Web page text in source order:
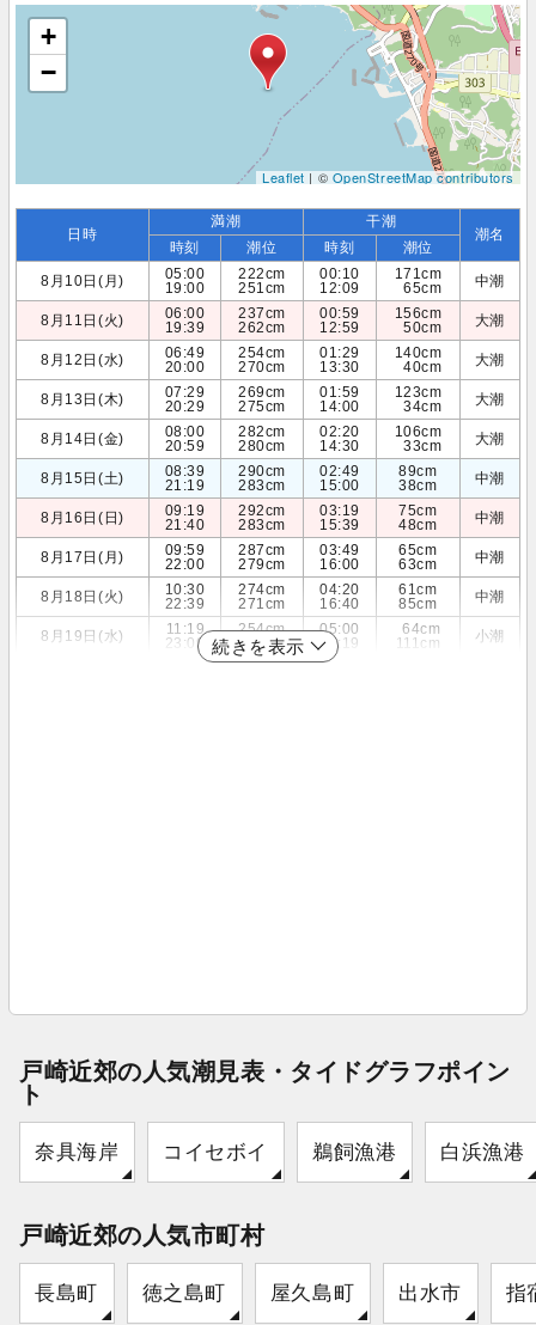
+
−
Leaflet| ©OpenStreetMap contributors
日時
満潮 干潮
潮名
時刻 潮位 時刻
潮位
8月10日(月)
05:00
19:00
222cm
251cm
00:10
12:09
171cm
65cm
中潮
8月11日(火)
06:00
19:39
237cm
262cm
00:59
12:59
156cm
50cm
大潮
8月12日(水)
06:49
20:00
254cm
270cm
01:29
13:30
140cm
40cm
大潮
8月13日(木)
07:29
20:29
269cm
275cm
01:59
14:00
123cm
34cm
大潮
8月14日(金)
08:00
20:59
282cm
280cm
02:20
14:30
106cm
33cm
大潮
8月15日(土)
08:39
21:19
290cm
283cm
02:49
15:00
89cm
38cm
中潮
8月16日(日)
09:19
21:40
292cm
283cm
03:19
15:39
75cm
48cm
中潮
8月17日(月)
09:59
22:00
287cm
279cm
03:49
16:00
65cm
63cm
中潮
8月18日(火)
10:30
22:39
274cm
271cm
04:20
16:40
61cm
85cm
中潮
8月19日(水)
11:19
23:09
254cm
259cm
05:00
17:19
64cm
111cm
小潮
続きを表示
戸崎近郊の人気潮見表・タイドグラフポイン
ト
奈具海岸 コイセボイ 鵜飼漁港 白浜漁港
戸崎近郊の人気市町村
長島町 徳之島町 屋久島町 出水市 指